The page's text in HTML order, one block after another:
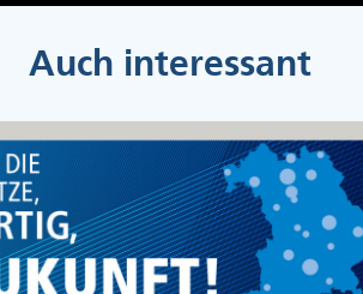
Auch interessant